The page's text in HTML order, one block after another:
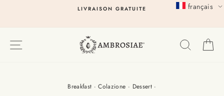
LIVRAISON GRATUITE
Breakfast ·Colazione · Dessert·
français